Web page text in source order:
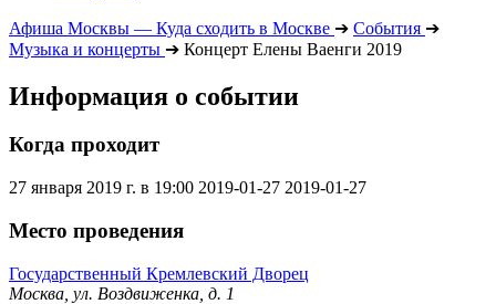
Афиша Москвы — Куда сходить в Москве ➔ События ➔
Музыка и концерты ➔ Концерт Елены Ваенги 2019
Информация о событии
Когда проходит
27 января 2019 г. в 19:00 2019-01-27 2019-01-27
Место проведения
Государственный Кремлевский Дворец
Москва, ул. Воздвиженка, д. 1